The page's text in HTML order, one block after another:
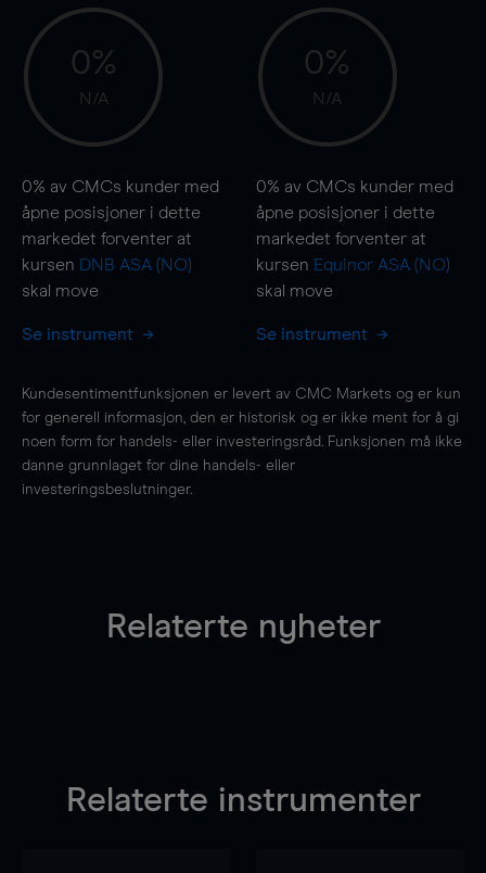
0%
N/A
0% av CMCs kunder med
åpne posisjoner i dette
markedet forventer at
kursen DNB ASA (NO)
skal move
Se instrument
0%
N/A
0% av CMCs kunder med
åpne posisjoner i dette
markedet forventer at
kursen Equinor ASA (NO)
skal move
Se instrument
Kundesentimentfunksjonen er levert av CMC Markets og er kun
for generell informasjon, den er historisk og er ikke ment for å gi
noen form for handels- eller investeringsråd. Funksjonen må ikke
danne grunnlaget for dine handels- eller
investeringsbeslutninger.
Relaterte nyheter
Relaterte instrumenter